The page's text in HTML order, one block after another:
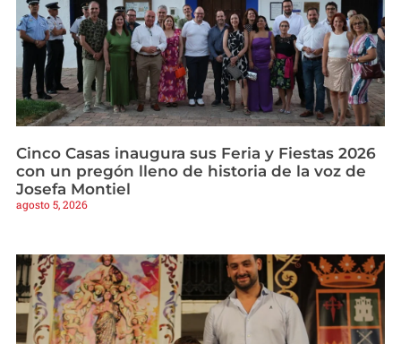
Cinco Casas inaugura sus Feria y Fiestas 2026
con un pregón lleno de historia de la voz de
Josefa Montiel
agosto 5, 2026